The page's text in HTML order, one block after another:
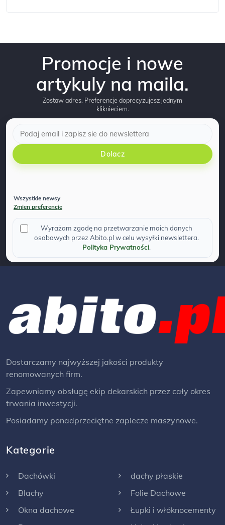
Promocje i nowe
artykuly na maila.
Zostaw adres. Preferencje doprecyzujesz jednym
kliknieciem.
Dolacz
Wszystkie newsy
Zmien preferencje
Wyrażam zgodę na przetwarzanie moich danych
osobowych przez Abito.pl w celu wysyłki newslettera.
Polityka Prywatności.
Dostarczamy najwyższej jakości produkty
renomowanych firm.
Zapewniamy obsługę ekip dekarskich przez cały okres
trwania inwestycji.
Posiadamy ponadprzeciętne zaplecze maszynowe.
Kategorie
Dachówki
Blachy
Okna dachowe
dachy płaskie
Folie Dachowe
Łupki i włóknocementy